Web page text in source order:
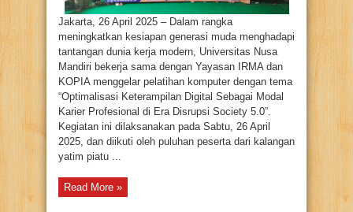
Jakarta, 26 April 2025 – Dalam rangka
meningkatkan kesiapan generasi muda menghadapi
tantangan dunia kerja modern, Universitas Nusa
Mandiri bekerja sama dengan Yayasan IRMA dan
KOPIA menggelar pelatihan komputer dengan tema
“Optimalisasi Keterampilan Digital Sebagai Modal
Karier Profesional di Era Disrupsi Society 5.0”.
Kegiatan ini dilaksanakan pada Sabtu, 26 April
2025, dan diikuti oleh puluhan peserta dari kalangan
yatim piatu ...
Read More »